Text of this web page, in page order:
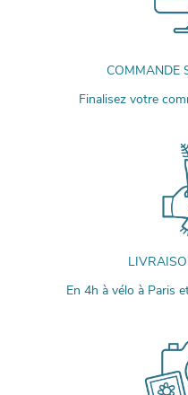
COMMANDE
Finalisez votre
En 4h à vélo à Paris